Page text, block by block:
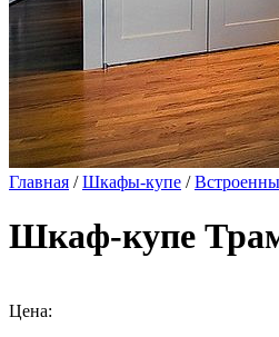
Главная /Шкафы-купе /
Шкаф-купе
Цена: